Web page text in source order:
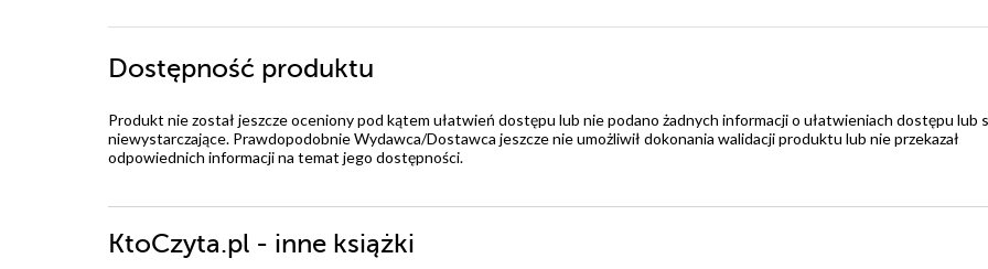
Dostępność produktu
Produkt nie został jeszcze oceniony pod kątem ułatwień dostępu lub nie podano żadnych informacji o ułatwieniach dostępu lub
niewystarczające. Prawdopodobnie Wydawca/Dostawca jeszcze nie umożliwił dokonania walidacji produktu lub nie przekazał
odpowiednich informacji na temat jego dostępności.
KtoCzyta.pl - inne książki